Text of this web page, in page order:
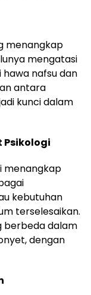
menangkap
mengatasi
nafsu dan
antara
kunci dalam
Psikologi
menangkap
kebutuhan
terselesaikan.
berbeda dalam
dengan